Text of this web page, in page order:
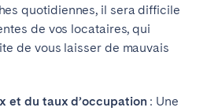
quotidiennes, il sera difficile
de vos locataires, qui
de vous laisser de mauvais
et du taux d’occupation : Une